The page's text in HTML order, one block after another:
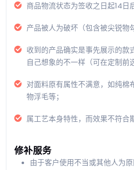
商品物流状态为签收之日起14日
产品被人为破坏（包含被尖锐物
收到的产品确实是事先展示的款
自己想象的不一样（可在定制前
对面料原有属性不满意，如纯棉
物浮毛等；
属工艺本身特性，而效果不符合
修补服务
由于客户使用不当或其他人为